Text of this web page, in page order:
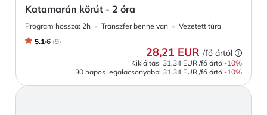
Katamarán körút - 2 óra
Program hossza: 2h Transzfer benne van
Vezetett túra
5.1/6 (9)
28,21 EUR /fő ártól
Kikiáltási 31,34 EUR /fő ártól-10%
30 napos legalacsonyabb: 31,34 EUR /fő ártól-10%